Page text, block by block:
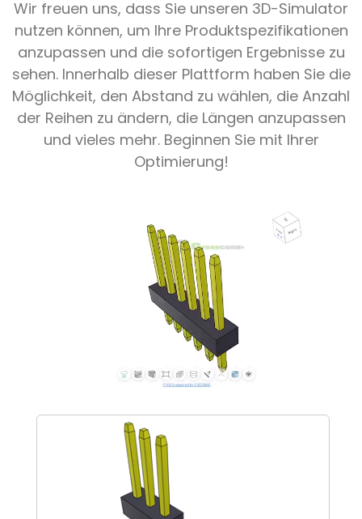
Wir freuen uns, dass Sie unseren 3D-Simulator
nutzen können, um Ihre Produktspezifikationen
anzupassen und die sofortigen Ergebnisse zu
sehen. Innerhalb dieser Plattform haben Sie die
Möglichkeit, den Abstand zu wählen, die Anzahl
der Reihen zu ändern, die Längen anzupassen
und vieles mehr. Beginnen Sie mit Ihrer
Optimierung!